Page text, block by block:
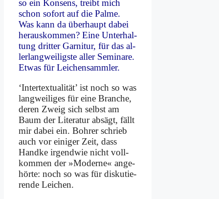
so ein Kon­sens, treibt mich
schon so­fort auf die Pal­me.
Was kann da über­haupt da­bei
her­aus­kom­men? Ei­ne Un­ter­hal­
tung drit­ter Gar­ni­tur, für das al­
ler­lang­wei­lig­ste al­ler Se­mi­na­re.
Et­was für Lei­chen­samm­ler.
‘In­ter­tex­tua­li­tät’ ist noch so was
lang­wei­li­ges für ei­ne Bran­che,
de­ren Zweig sich selbst am
Baum der Li­te­ra­tur ab­sägt, fällt
mir da­bei ein. Boh­rer schrieb
auch vor ei­ni­ger Zeit, dass
Hand­ke ir­gend­wie nicht voll­
kom­men der »Mo­der­ne« an­ge­
hör­te: noch so was für dis­ku­tie­
ren­de Lei­chen.